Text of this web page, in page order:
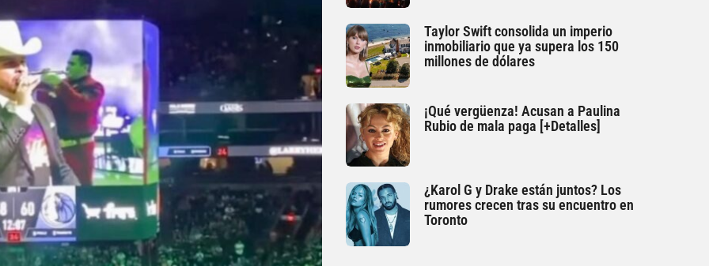
Taylor Swift consolida un imperio
inmobiliario que ya supera los 150
millones de dólares
¡Qué vergüenza! Acusan a Paulina
Rubio de mala paga [+Detalles]
¿Karol G y Drake están juntos? Los
rumores crecen tras su encuentro en
Toronto